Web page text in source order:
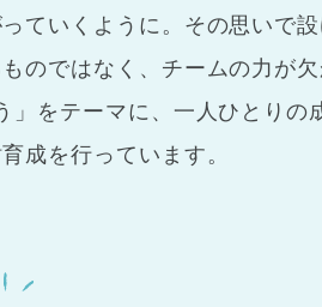
ていくように。その思いで
のではなく、チームの力が欠
」をテーマに、一人ひとりの
成を行っています。